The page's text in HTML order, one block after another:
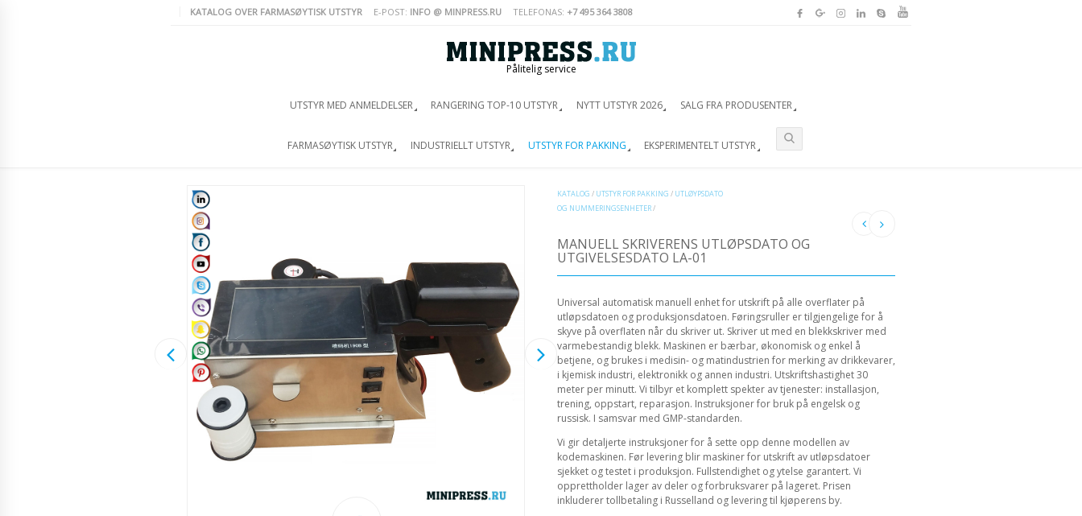
KATALOG OVER FARMASØYTISK UTSTYR E-POST: INFO @ MINPRESS.RU TELEFONAS: +7 495 364 3808
Pålitelig service
UTSTYR MED ANMELDELSER RANGERING TOP-10 UTSTYR NYTT UTSTYR 2026 SALG FRA PRODUSENTER
FARMASØYTISK UTSTYR INDUSTRIELLT UTSTYR UTSTYR FOR PAKKING EKSPERIMENTELT UTSTYR
KATALOG / UTSTYR FOR PAKKING / UTLØYPSDATO
OG NUMMERINGSENHETER/
MANUELL SKRIVERENS UTLØPSDATO OG
UTGIVELSESDATO LA-01
Universal automatisk manuell enhet for utskrift på alle overflater på
utløpsdatoen og produksjonsdatoen. Føringsruller er tilgjengelige for å
skyve på overflaten når du skriver ut. Skriver ut med en blekkskriver med
varmebestandig blekk. Maskinen er bærbar, økonomisk og enkel å
betjene, og brukes i medisin- og matindustrien for merking av drikkevarer,
i kjemisk industri, elektronikk og annen industri. Utskriftshastighet 30
meter per minutt. Vi tilbyr et komplett spekter av tjenester: installasjon,
trening, oppstart, reparasjon. Instruksjoner for bruk på engelsk og
russisk. I samsvar med GMP-standarden.
Vi gir detaljerte instruksjoner for å sette opp denne modellen av
kodemaskinen. Før levering blir maskiner for utskrift av utløpsdatoer
sjekket og testet i produksjon. Fullstendighet og ytelse garantert. Vi
opprettholder lager av deler og forbruksvarer på lageret. Prisen
inkluderer tollbetaling i Russelland og levering til kjøperens by.